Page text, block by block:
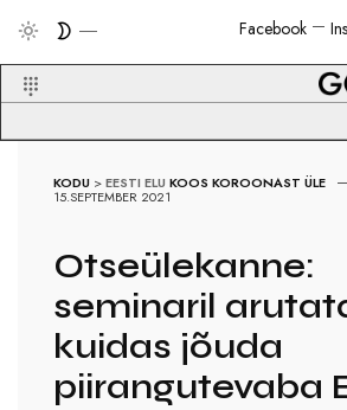
Facebook
KODU >EESTI ELU KOOS KOROONAST ÜLE
15.SEPTEMBER 2021
Otseülekanne:
seminaril
kuidas jõuda
piirangutevaba